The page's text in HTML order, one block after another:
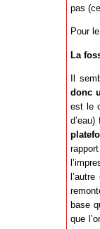
pas
Pour
La
Il
donc
est le
base
que